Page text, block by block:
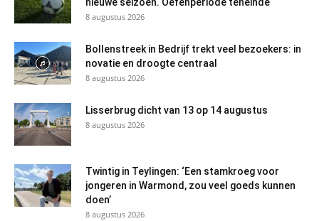
8 augustus 2026
Bollenstreek in Bedrijf trekt veel bezoekers: in
novatie en droogte centraal
8 augustus 2026
Lisserbrug dicht van 13 op 14 augustus
8 augustus 2026
Twintig in Teylingen: ‘Een stamkroeg voor
jongeren in Warmond, zou veel goeds kunnen
doen’
8 augustus 2026